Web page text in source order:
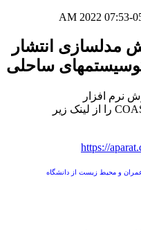
07:53 AM
انتشار
ساحلی
نرم افزار
COASTAL BLUE CARBON را از لینک زیر
https://
و محیط زیست از دانشگاه